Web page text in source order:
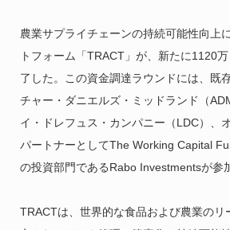
農業サプライチェーンの持続可能性向上
トフォーム「TRACT」が、新たに1120
了した。この資金調達ラウンドには、既
チャー・ダニエルズ・ミッドランド（
イ・ドレフュス・カンパニー（LDC）、
パートナーとしてThe Working Capital
の投資部門であるRabo Investmentsが参
TRACTは、世界的な食品および農業のリ